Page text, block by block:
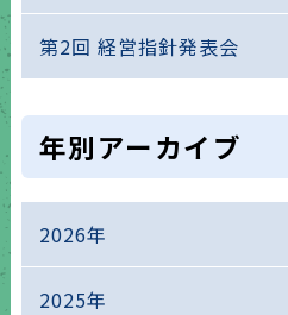
第2回 経営指針発表会
年別アーカイブ
2026年
2025年